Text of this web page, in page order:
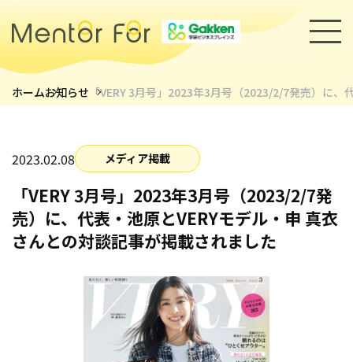
トップページ
キャリアメンターについて
メンター紹介
セミナー・イベント
お知らせ
ホームお知らせ 「VERY 3月号」2023年3月号（2023/2/7発売）に
2023.02.08 メディア掲載
「VERY 3月号」2023年3月号（2023/2/7発
売）に、代表・池原とVERYモデル・申 真衣
さんとの対談記事が掲載されました